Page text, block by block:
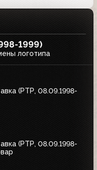
1999)
логотипа
(РТР, 08.09.1998-
(РТР, 08.09.1998-